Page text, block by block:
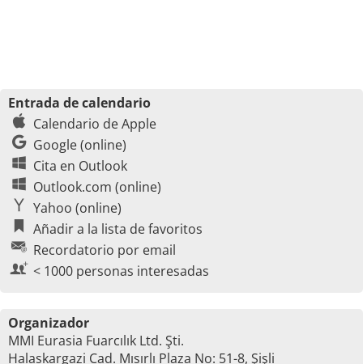
Entrada de calendario
Calendario de Apple
Google (online)
Cita en Outlook
Outlook.com (online)
Yahoo (online)
Añadir a la lista de favoritos
Recordatorio por email
< 1000 personas interesadas
Organizador
MMI Eurasia Fuarcılık Ltd. Şti.
Halaskargazi Cad. Mısırlı Plaza No: 51-8, Şişli